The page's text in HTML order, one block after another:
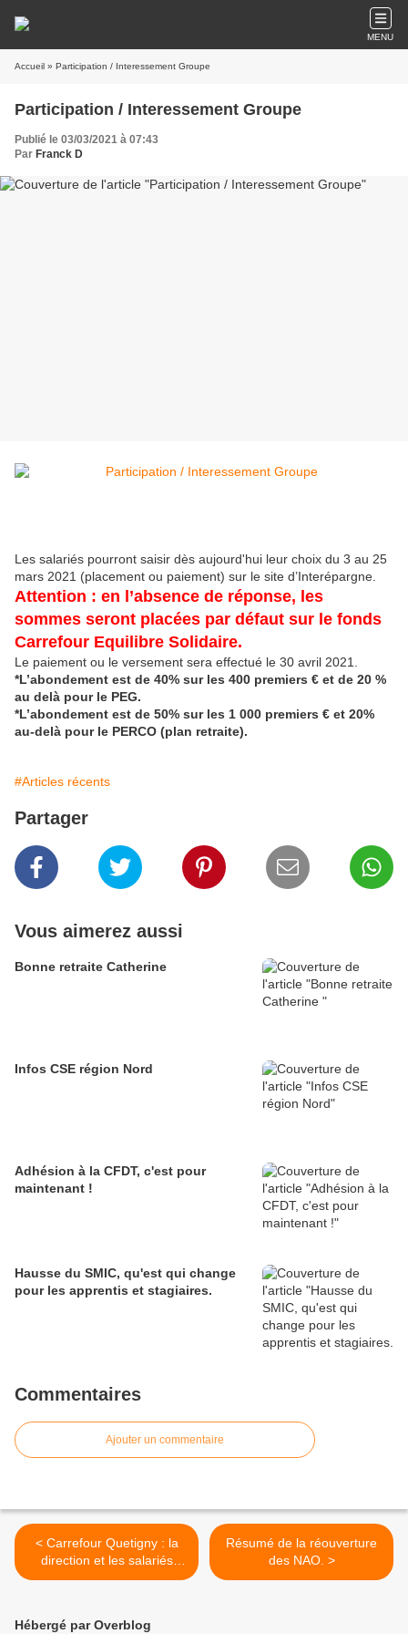
MENU
Accueil » Participation / Interessement Groupe
Participation / Interessement Groupe
Publié le 03/03/2021 à 07:43
Par Franck D
Les salariés pourront saisir dès aujourd'hui leur choix du 3 au 25
mars 2021 (placement ou paiement) sur le site d’Interépargne.
Attention : en l’absence de réponse, les
sommes seront placées par défaut sur le fonds
Carrefour Equilibre Solidaire.
Le paiement ou le versement sera effectué le 30 avril 2021.
*L’abondement est de 40% sur les 400 premiers € et de 20 %
au delà pour le PEG.
*L’abondement est de 50% sur les 1 000 premiers € et 20%
au-delà pour le PERCO (plan retraite).
#Articles récents
Partager
Vous aimerez aussi
Bonne retraite Catherine
Infos CSE région Nord
Adhésion à la CFDT, c'est pour
maintenant !
Hausse du SMIC, qu'est qui change
pour les apprentis et stagiaires.
Commentaires
Ajouter un commentaire
< Carrefour Quetigny : la
direction et les salariés
sous le choc après le
Résumé de la réouverture
des NAO. >
Hébergé par Overblog